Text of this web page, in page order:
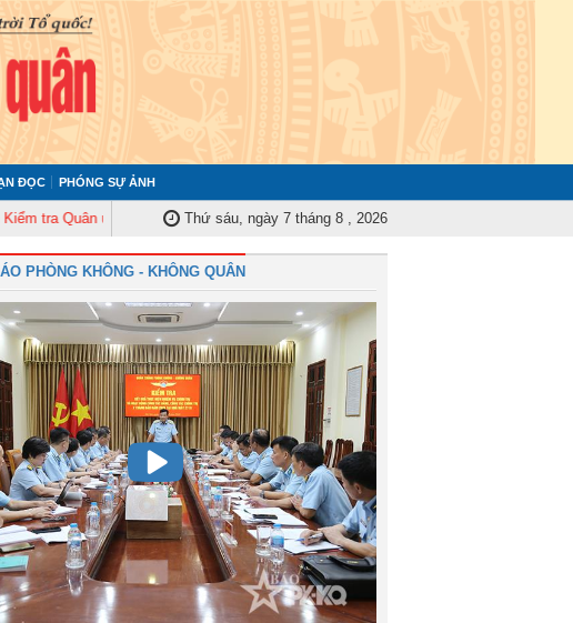
ĐỌC PHÓNG SỰ ẢNH
Quân ủy Trung ương tập huấn nghiệp vụ công tác kiểm tra, giám sát năm 2025
Thứ sáu, ngày 7 tháng 8 , 2026
PHÒNG KHÔNG - KHÔNG QUÂN